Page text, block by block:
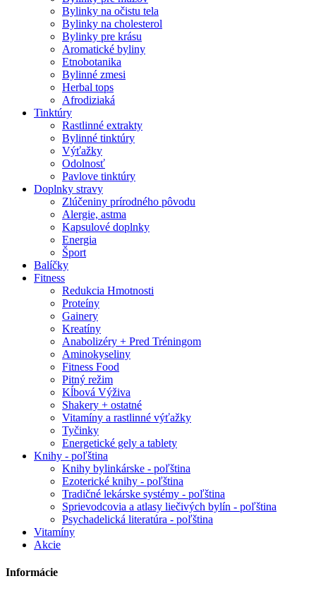
Bylinky na očistu tela
Bylinky na cholesterol
Bylinky pre krásu
Aromatické byliny
Etnobotanika
Bylinné zmesi
Herbal tops
Afrodiziaká
Tinktúry
Rastlinné extrakty
Bylinné tinktúry
Výťažky
Odolnosť
Pavlove tinktúry
Doplnky stravy
Zlúčeniny prírodného pôvodu
Alergie, astma
Kapsulové doplnky
Energia
Šport
Balíčky
Fitness
Redukcia Hmotnosti
Proteíny
Gainery
Kreatíny
Anabolizéry + Pred Tréningom
Aminokyseliny
Fitness Food
Pitný režim
Kĺbová Výživa
Shakery + ostatné
Vitamíny a rastlinné výťažky
Tyčinky
Energetické gely a tablety
Knihy - poľština
Knihy bylinkárske - poľština
Ezoterické knihy - poľština
Tradičné lekárske systémy - poľština
Sprievodcovia a atlasy liečivých bylín - poľština
Psychadelická literatúra - poľština
Vitamíny
Akcie
Informácie